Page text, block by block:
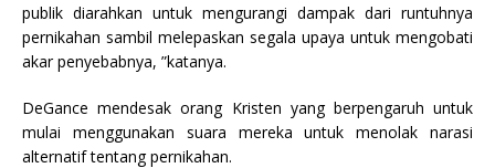
publik diarahkan untuk mengurangi dampak dari runtuhnya
pernikahan sambil melepaskan segala upaya untuk mengobati
akar penyebabnya, ”katanya.
DeGance mendesak orang Kristen yang berpengaruh untuk
mulai menggunakan suara mereka untuk menolak narasi
alternatif tentang pernikahan.